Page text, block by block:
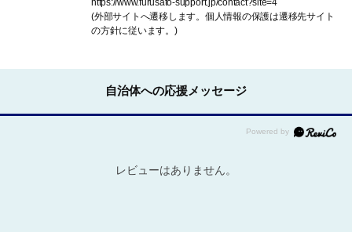
(外部サイトへ遷移します。個人情報の保護は遷移先サイト
の方針に従います。)
自治体への応援メッセージ
レビューはありません。